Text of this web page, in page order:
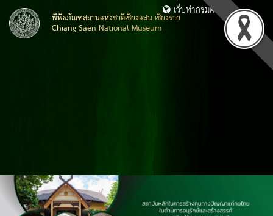
พิพิธภัณฑสถานแห่งชาติเชียงแสน เชียงราย
Chiang Saen National Museum
เว็บท่ากรมศิลปากร